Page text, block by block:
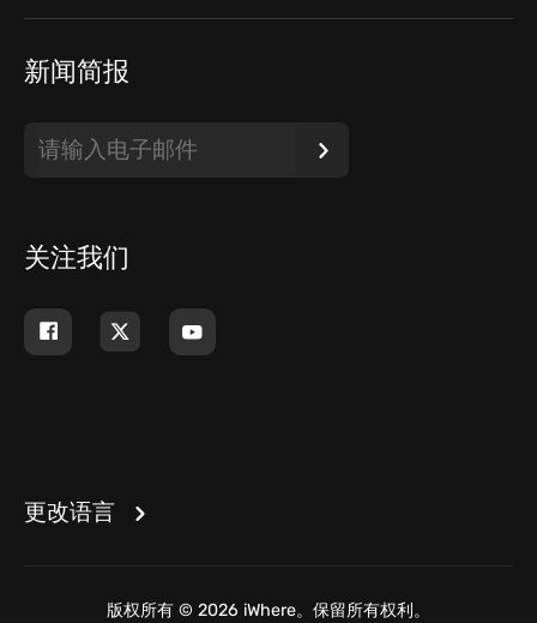
新闻简报
关注我们
更改语言
版权所有 © 2026 iWhere。保留所有权利。